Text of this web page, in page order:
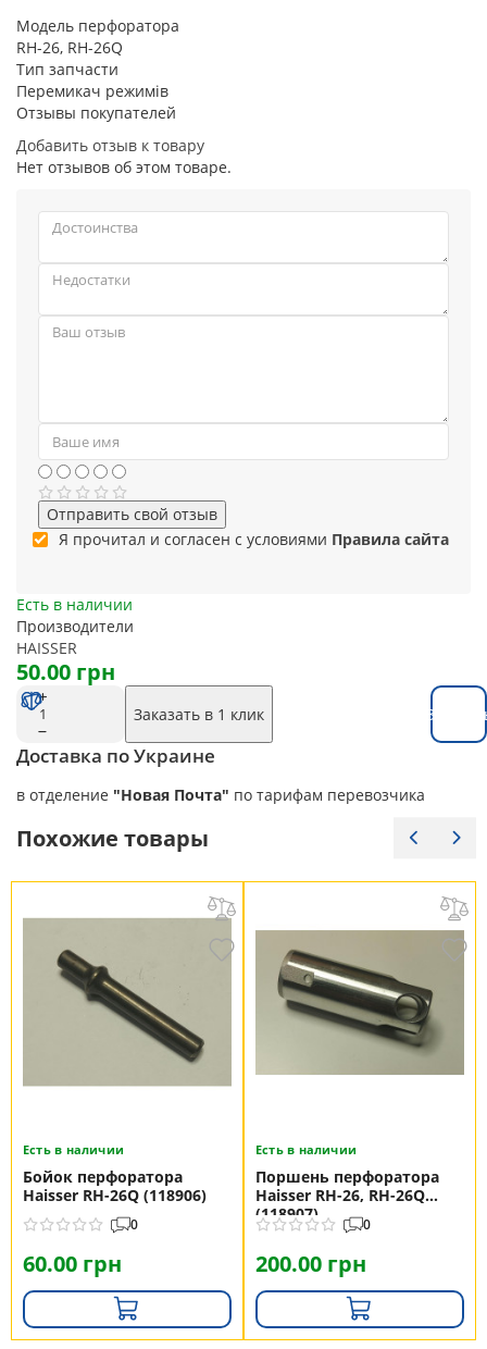
Модель перфоратора
RH-26, RH-26Q
Тип запчасти
Перемикач режимів
Отзывы покупателей
Добавить отзыв к товару
Нет отзывов об этом товаре.
Отправить свой отзыв
Я прочитал и согласен с условиями Правила сайта
Есть в наличии
Производители
HAISSER
50.00 грн
Заказать в 1 клик
Доставка по Украине
в отделение "Новая Почта" по тарифам перевозчика
Похожие товары
Есть в наличии
Бойок перфоратора
Haisser RH-26Q (118906)
0
60.00 грн
Есть в наличии
Поршень перфоратора
Haisser RH-26, RH-26Q
(118907)
0
200.00 грн